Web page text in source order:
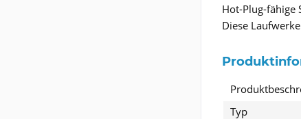
Hot-Plug-fähige
Diese
Typ